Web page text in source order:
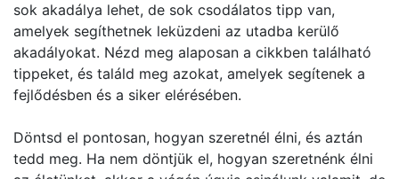
sok akadálya lehet, de sok csodálatos tipp van,
amelyek segíthetnek leküzdeni az utadba kerülő
akadályokat. Nézd meg alaposan a cikkben található
tippeket, és találd meg azokat, amelyek segítenek a
fejlődésben és a siker elérésében.
Döntsd el pontosan, hogyan szeretnél élni, és aztán
tedd meg. Ha nem döntjük el, hogyan szeretnénk élni